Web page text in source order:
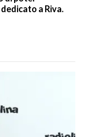
a Riva.